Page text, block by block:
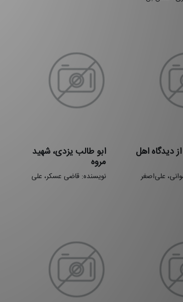
دیدگاه اهل
علی‌اصغر
ابو طالب یزدی، شهید
مروه
نویسنده: قاضی عسکر، علی